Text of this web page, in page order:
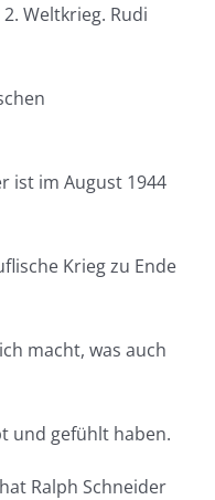
Weltkrieg. Rudi
ist im August 1944
Krieg zu Ende
macht, was auch
und gefühlt haben.
Ralph Schneider